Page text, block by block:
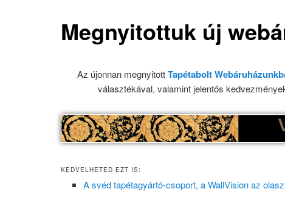
Megnyitottuk új
Az újonnan megnyitottTapétabolt
választékával, valamint jelentős
KEDVELHETED EZT IS:
A svéd tapétagyártó-csoport, a WallVision az